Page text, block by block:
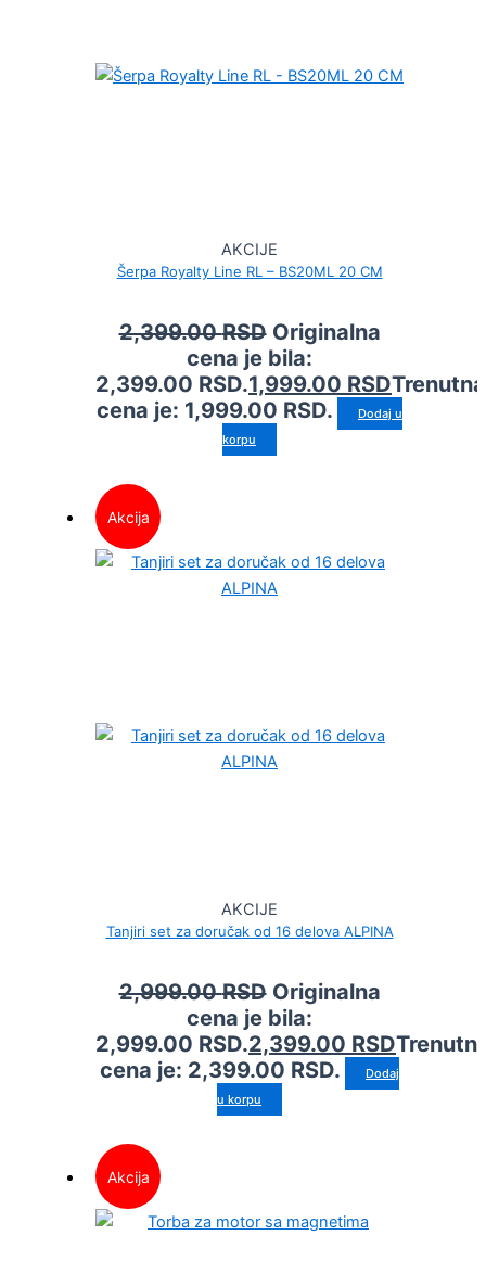
AKCIJE
Šerpa Royalty Line RL – BS20ML 20 CM
2,399.00RSD Originalna
cena je bila:
2,399.00 RSD.1,999.00 RSDTrenutna
cena je: 1,999.00 RSD.
Dodaj u
korpu
Akcija
AKCIJE
Tanjiri set za doručak od 16 delova ALPINA
2,999.00RSD Originalna
cena je bila:
2,999.00 RSD.2,399.00 RSD
cena je: 2,399.00 RSD.
Dodaj
u korpu
Akcija